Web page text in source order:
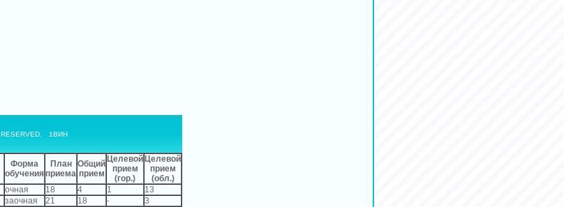
1ВИН
Форма
обучения
План
приема
Общий
прием
Целевой
прием
(гор.)
Целевой
прием
(обл.)
очная 18 4 1
13
заочная 21 18 -
3